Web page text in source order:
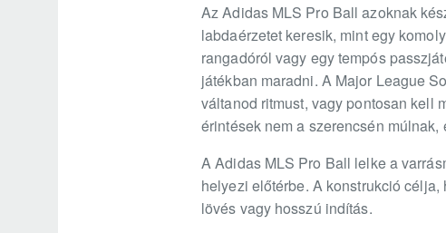
Az Adidas MLS Pro Ball azoknak
labdaérzetet keresik, mint egy
rangadóról vagy egy tempós
játékban maradni. A Major League
váltanod ritmust, vagy pontosan kell
érintések nem a szerencsén
A Adidas MLS Pro Ball lelke a
helyezi előtérbe. A konstrukció
lövés vagy hosszú indítás.